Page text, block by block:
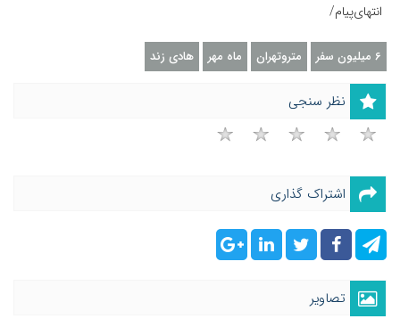
انتهای‌پیام/
6 میلیون سفر متروتهران ماه مهر هادی زند
نظر سنجی
اشتراک گذاری
تصاویر